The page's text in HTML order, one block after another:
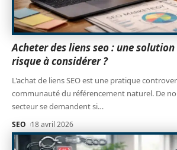
Acheter des liens seo : une
risque à considérer ?
L'achat de liens SEO est une pratique
communauté du référencement naturel. De
secteur se demandent si…
SEO 18 avril 2026